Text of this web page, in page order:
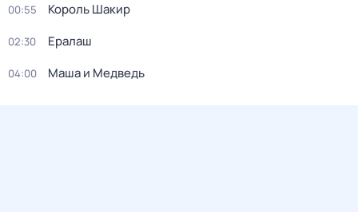
00:55 Король Шакир
02:30 Ералаш
04:00 Маша и Медведь